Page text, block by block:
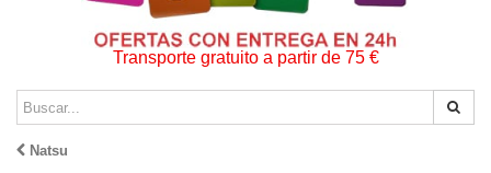
Transporte gratuito a partir de 75 €
Natsu